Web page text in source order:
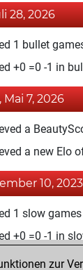
28, 2026
1 bullet
+0 =0 -1 in
7, 2026
a
a new Elo
10, 2023
1 slow games
+0 =0 -1 in
zur